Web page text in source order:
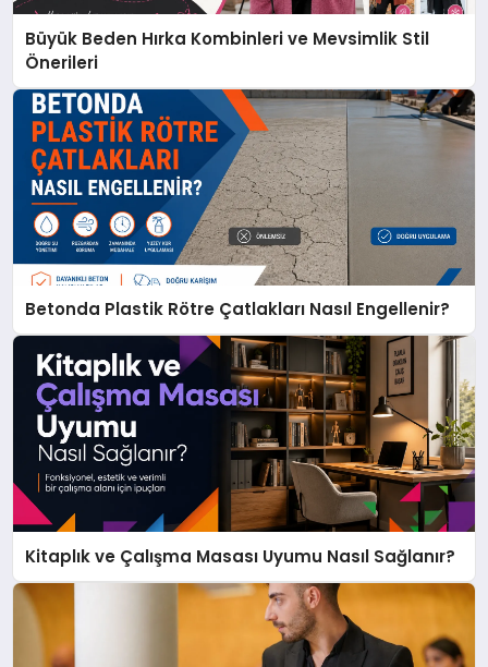
Büyük Beden Hırka Kombinleri ve Mevsimlik Stil
Önerileri
Betonda Plastik Rötre Çatlakları Nasıl Engellenir?
Kitaplık ve Çalışma Masası Uyumu Nasıl Sağlanır?